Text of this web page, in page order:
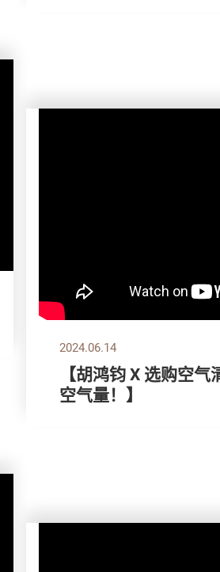
2024.06.14
【胡鸿钧 X 选购空
空气量！】